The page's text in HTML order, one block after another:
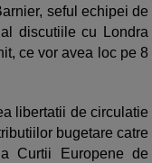
seful echipei de
discutiile cu Londra
ce vor avea loc pe 8
libertatii de circulatie
bugetare catre
Curtii Europene de